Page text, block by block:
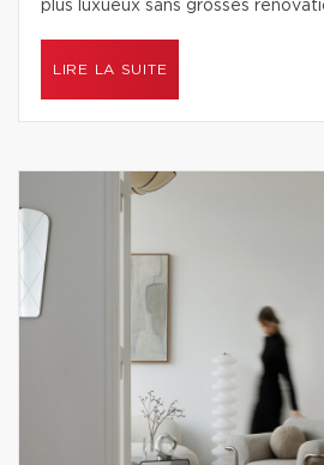
plus luxueux sans grosses
LIRE LA SUITE